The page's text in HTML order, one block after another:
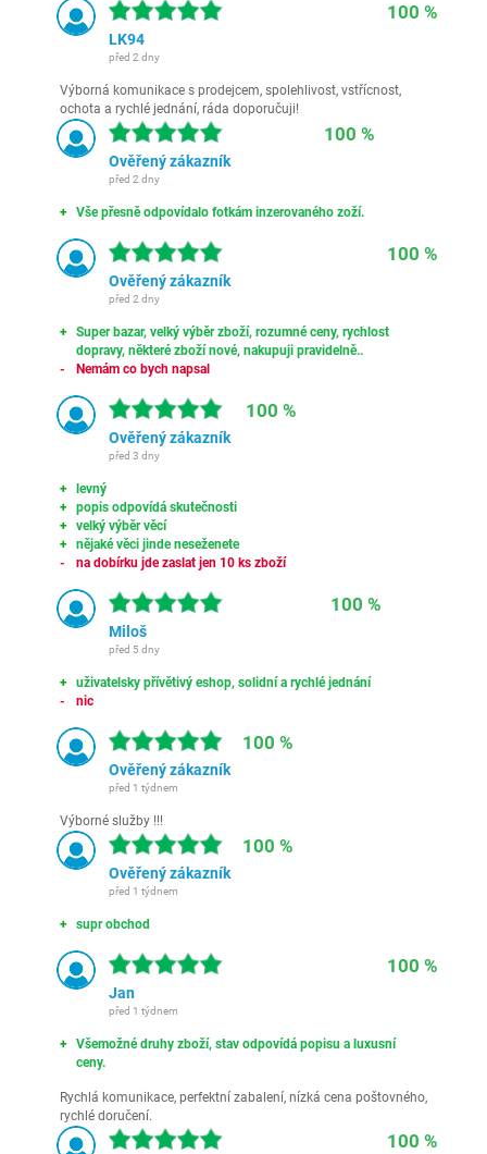
100 %
LK94
před 2 dny
Výborná komunikace s prodejcem, spolehlivost, vstřícnost,
ochota a rychlé jednání, ráda doporučuji!
100 %
Ověřený zákazník
před 2 dny
Vše přesně odpovídalo fotkám inzerovaného zoží.
100 %
Ověřený zákazník
před 2 dny
Super bazar, velký výběr zboží, rozumné ceny, rychlost
dopravy, některé zboží nové, nakupuji pravidelně..
Nemám co bych napsal
100 %
Ověřený zákazník
před 3 dny
levný
popis odpovídá skutečnosti
velký výběr věcí
nějaké věci jinde neseženete
na dobírku jde zaslat jen 10 ks zboží
100 %
Miloš
před 5 dny
uživatelsky přívětivý eshop, solidní a rychlé jednání
nic
100 %
Ověřený zákazník
před 1 týdnem
Výborné služby !!!
100 %
Ověřený zákazník
před 1 týdnem
supr obchod
100 %
Jan
před 1 týdnem
Všemožné druhy zboží, stav odpovídá popisu a luxusní
ceny.
Rychlá komunikace, perfektní zabalení, nízká cena poštovného,
rychlé doručení.
100 %